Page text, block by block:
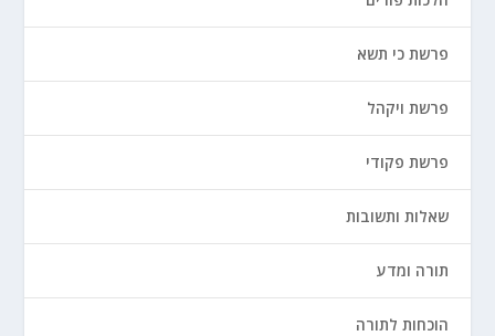
פרשת כי תשא
פרשת ויקהל
פרשת פקודי
שאלות ותשובות
תורה ומדע
הוכחות לתורה